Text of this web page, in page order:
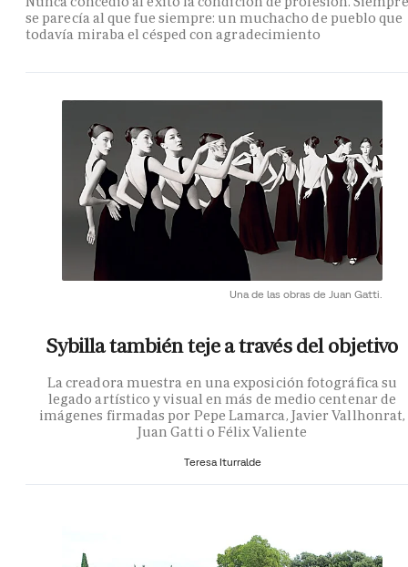
se parecía al que fue siempre: un muchacho de pueblo que
todavía miraba el césped con agradecimiento
Una de las obras de Juan Gatti.
Sybilla también teje a través del objetivo
La creadora muestra en una exposición fotográfica su
legado artístico y visual en más de medio centenar de
imágenes firmadas por Pepe Lamarca, Javier Vallhonrat,
Juan Gatti o Félix Valiente
Teresa Iturralde